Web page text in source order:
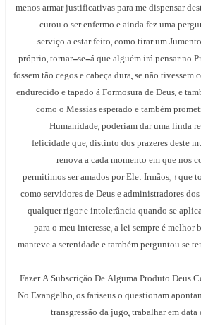
menos armar justificativas para me dispensar
curou o ser enfermo e ainda fez uma
serviço a estar feito, como tirar um
próprio, tornar-se-á que alguém irá pensar no
fossem tão cegos e cabeça dura, se não tivessem
endurecido e tapado á Formosura de Deus, e
como o Messias esperado e também
Humanidade, poderiam dar uma linda
felicidade que, distinto dos prazeres deste
renova a cada momento em que nos
permitimos ser amados por Ele. Irmãos, 1que
como servidores de Deus e administradores
qualquer rigor e intolerância quando se
para o meu interesse, a lei sempre é melhor
manteve a serenidade e também perguntou se
Fazer A Subscrição De Alguma Produto Deus
No Evangelho, os fariseus o questionam
transgressão da jugo, trabalhar em data